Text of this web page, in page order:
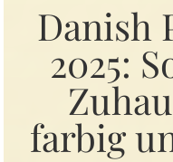
Danish
2025:
farbig